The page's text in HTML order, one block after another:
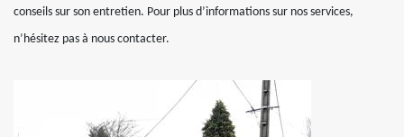
conseils sur son entretien. Pour plus d’informations sur nos services,
n’hésitez pas à nous contacter.